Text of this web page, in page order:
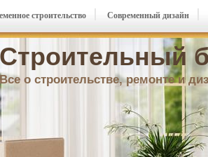
Строительный
Все о строительстве, ремонте и
строительство Современный дизайн